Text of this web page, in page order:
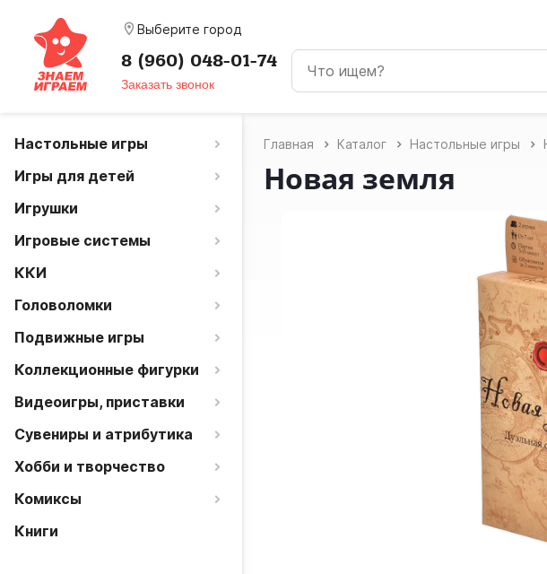
room Выберите город
8 (960) 048-01-74
Заказать звонок
Настольные игры
Игры для детей
Игрушки
Игровые системы
ККИ
Головоломки
Подвижные игры
Коллекционные фигурки
Видеоигры, приставки
Сувениры и атрибутика
Хобби и творчество
Комиксы
Книги
Главная Каталог Настольные игры
Новая земля